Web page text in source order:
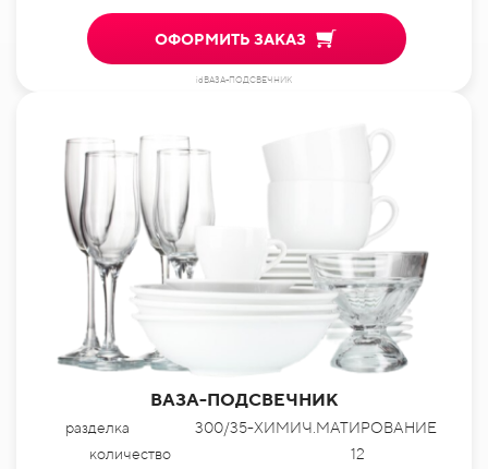
ОФОРМИТЬ ЗАКАЗ
idВАЗА-ПОДСВЕЧНИК
ВАЗА-ПОДСВЕЧНИК
разделка
300/35-ХИМИЧ.МАТИРОВАНИЕ
количество
12